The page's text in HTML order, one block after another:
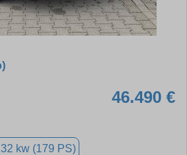
46.490 €
kw (179 PS)